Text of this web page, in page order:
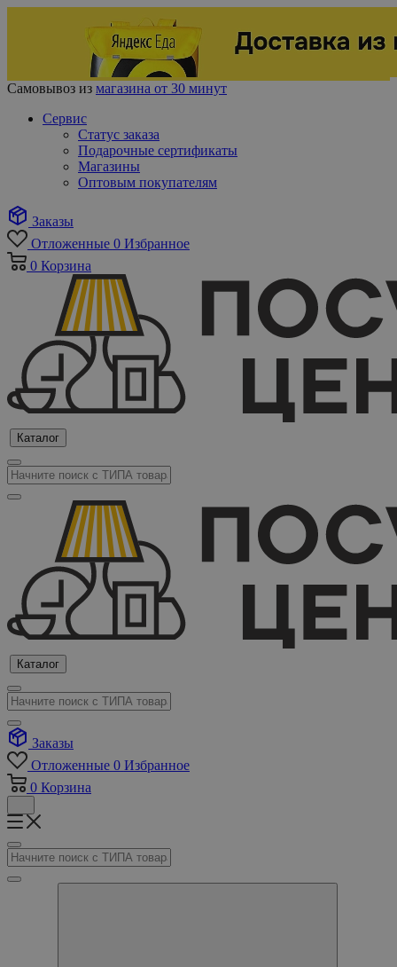
Самовывоз из магазина от 30 минут
Сервис
Статус заказа
Подарочные сертификаты
Магазины
Оптовым покупателям
Заказы
Отложенные 0 Избранное
0 Корзина
Каталог
Каталог
Заказы
Отложенные 0 Избранное
0 Корзина